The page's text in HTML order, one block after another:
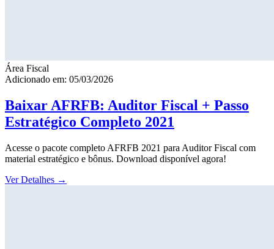
Área Fiscal
Adicionado em: 05/03/2026
Baixar AFRFB: Auditor Fiscal + Passo
Estratégico Completo 2021
Acesse o pacote completo AFRFB 2021 para Auditor Fiscal com
material estratégico e bônus. Download disponível agora!
Ver Detalhes →